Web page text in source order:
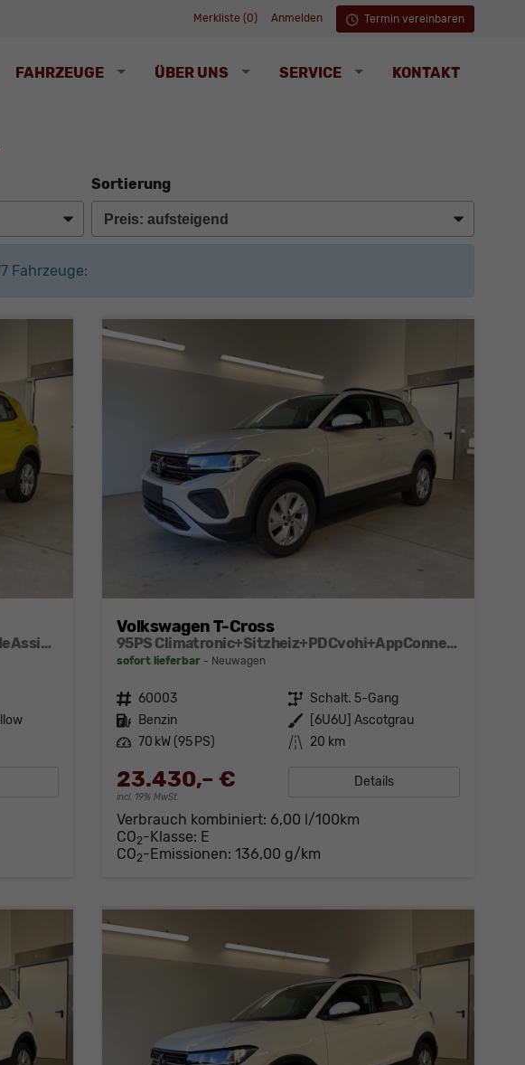
Merkliste (0) Anmelden Termin vereinbaren
FAHRZEUGE ÜBER UNS SERVICE KONTAKT
Sortierung
Fahrzeuge:
95PS Sitzheiz+PDCvohi+AppConnect+SideAssist+TravelAssist+ACC+Klima
Volkswagen T-Cross
95PS Climatronic+Sitzheiz+PDCvohi+AppConnect+Side+TravelAssist+ACC
sofort lieferbar Neuwagen
Fahrzeugnr. 60003 Getriebe Schalt. 5-Gang
Kraftstoff Benzin Außenfarbe
[6U6U] Ascotgrau
Leistung 70 kW (95 PS) Kilometerstand 20 km
23.430,– €
incl. 19% MwSt.
Details
Verbrauch kombiniert: 6,00 l/100km
CO2-Klasse: E
CO2-Emissionen: 136,00 g/km